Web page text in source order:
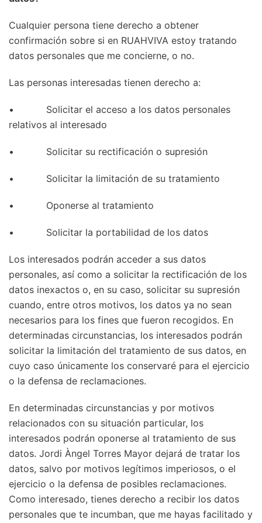
Cualquier persona tiene derecho a obtener
confirmación sobre si en RUAHVIVA estoy tratando
datos personales que me concierne, o no.
Las personas interesadas tienen derecho a:
• Solicitar el acceso a los datos personales
relativos al interesado
• Solicitar su rectificación o supresión
• Solicitar la limitación de su tratamiento
• Oponerse al tratamiento
• Solicitar la portabilidad de los datos
Los interesados podrán acceder a sus datos
personales, así como a solicitar la rectificación de los
datos inexactos o, en su caso, solicitar su supresión
cuando, entre otros motivos, los datos ya no sean
necesarios para los fines que fueron recogidos. En
determinadas circunstancias, los interesados podrán
solicitar la limitación del tratamiento de sus datos, en
cuyo caso únicamente los conservaré para el ejercicio
o la defensa de reclamaciones.
En determinadas circunstancias y por motivos
relacionados con su situación particular, los
interesados podrán oponerse al tratamiento de sus
datos. Jordi Àngel Torres Mayor dejará de tratar los
datos, salvo por motivos legítimos imperiosos, o el
ejercicio o la defensa de posibles reclamaciones.
Como interesado, tienes derecho a recibir los datos
personales que te incumban, que me hayas facilitado y